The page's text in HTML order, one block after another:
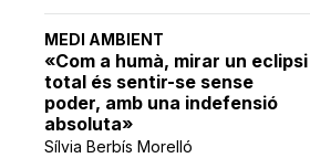
MEDI AMBIENT
«Com a humà, mirar un eclipsi
total és sentir-se sense
poder, amb una indefensió
absoluta»
Sílvia Berbís Morelló